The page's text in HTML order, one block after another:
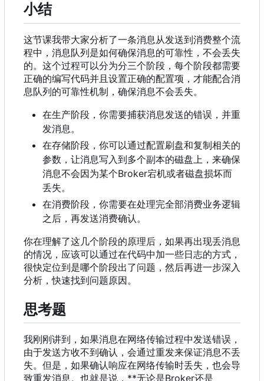
小结
这节课我带大家分析了一条消息从发送到消费整个流
程中，消息队列是如何确保消息的可靠性，不会丢失
的。这个过程可以分为分三个阶段，每个阶段都需要
正确的编写代码并且设置正确的配置项，才能配合消
息队列的可靠性机制，确保消息不会丢失。
在生产阶段，你需要捕获消息发送的错误，并重
发消息。
在存储阶段 ， 你可以通过配置刷盘和复制相关的
参数 ， 让消息写入到多个副本的磁盘上 ， 来确保
消息不会因为某个Broker宕机或者磁盘损坏而
丢失。
在消费阶段，你需要在处理完全部消费业务逻辑
之后，再发送消费确认。
你在理解了这几个阶段的原理后，如果再出现丢消息
的情况，应该可以通过在代码中加一些日志的方式，
很快定位到是哪个阶段出了问题，然后再进一步深入
分析，快速找到问题原因。
思考题
我刚刚讲到，如果消息在网络传输过程中发送错误，
由于发送方收不到确认，会通过重发来保证消息不丢
失。但是，如果确认响应在网络传输时丢失，也会导
致重发消息。也就是说，**无论是Broker还是